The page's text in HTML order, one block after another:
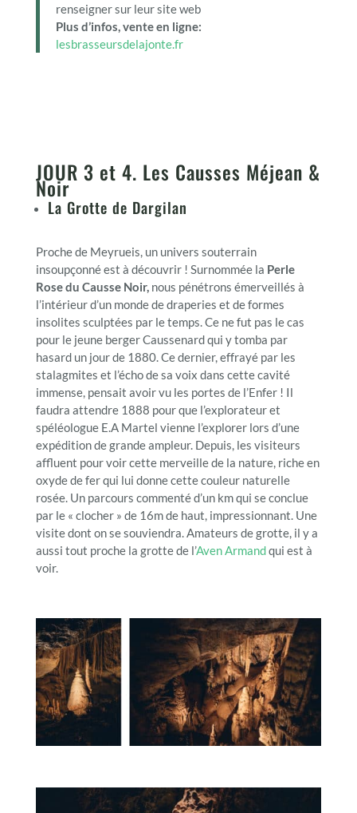
renseigner sur leur site web
Plus d’infos, vente en ligne:
lesbrasseursdelajonte.fr
JOUR 3 et 4. Les Causses Méjean &
Noir
La Grotte de Dargilan
Proche de Meyrueis, un univers souterrain
insoupçonné est à découvrir ! Surnommée la Perle
Rose du Causse Noir,nous pénétrons émerveillés à
l’intérieur d’un monde de draperies et de formes
insolites sculptées par le temps. Ce ne fut pas le cas
pour le jeune berger Caussenard qui y tomba par
hasard un jour de 1880. Ce dernier, effrayé par les
stalagmites et l’écho de sa voix dans cette cavité
immense, pensait avoir vu les portes de l’Enfer ! Il
faudra attendre 1888 pour que l’explorateur et
spéléologue E.A Martel vienne l’explorer lors d’une
expédition de grande ampleur. Depuis, les visiteurs
affluent pour voir cette merveille de la nature, riche en
oxyde de fer qui lui donne cette couleur naturelle
rosée. Un parcours commenté d’un km qui se conclue
par le « clocher » de 16m de haut, impressionnant. Une
visite dont on se souviendra. Amateurs de grotte, il y a
aussi tout proche la grotte de l’Aven Armandqui est à
voir.